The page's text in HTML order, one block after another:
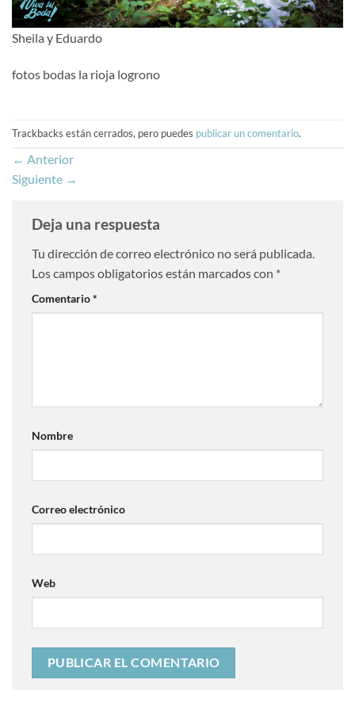
Sheila y Eduardo
fotos bodas la rioja logrono
Trackbacks están cerrados, pero puedes publicar un comentario.
← Anterior
Siguiente →
Deja una respuesta
Tu dirección de correo electrónico no será publicada.
Los campos obligatorios están marcados con *
Comentario*
Nombre
Correo electrónico
Web